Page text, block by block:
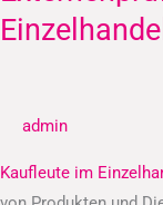
admin
Kaufleute im
–
Kaufleute
(IHK)